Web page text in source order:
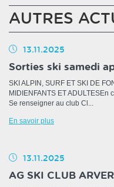
AUTRES
13.11.2025
Sorties ski samedi
SKI ALPIN, SURF ET SKI DE
MIDIENFANTS ET
Se renseigner au club Cl...
En savoir plus
13.11.2025
AG SKI CLUB